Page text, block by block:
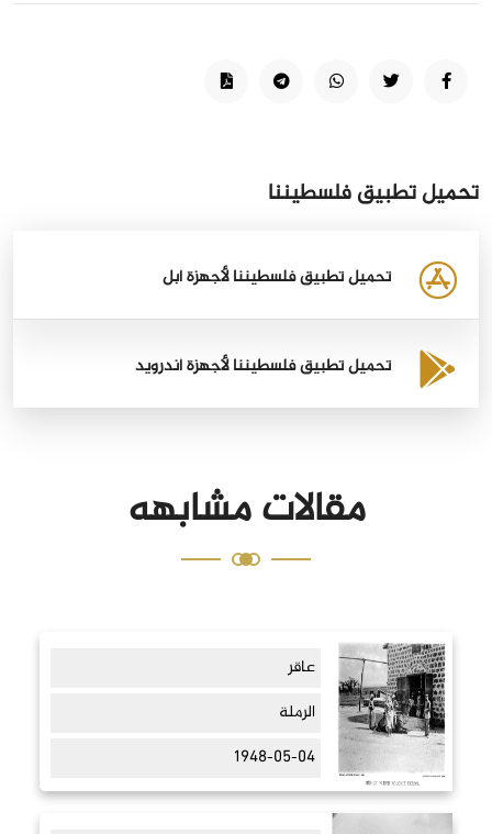
تحميل تطبيق فلسطيننا
تحميل تطبيق فلسطيننا لأجهزة أبل
تحميل تطبيق فلسطيننا لأجهزة أندرويد
مقالات مشابهه
عاقر
الرملة
1948-05-04